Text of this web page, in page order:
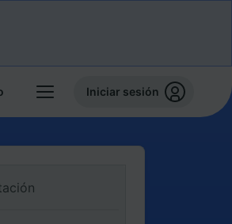
Iniciar sesión